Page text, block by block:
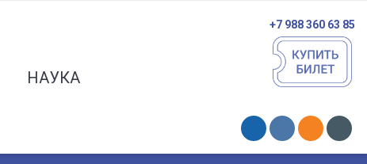
НАУКА
+7 988 360 63 85